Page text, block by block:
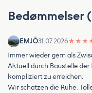
Bedømmelser
EMJÖ31.07.2026★ ★ ★
Immer wieder gern als
Aktuell durch Baustelle
kompliziert zu erreichen.
Wir schätzen die Ruhe.